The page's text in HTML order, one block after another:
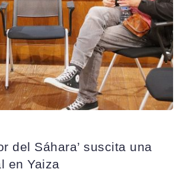
del Sáhara’ suscita una
en Yaiza